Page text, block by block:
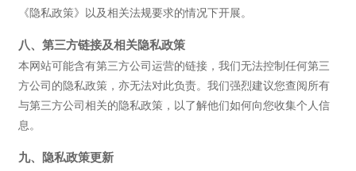
《隐私政策》以及相关法规要求的情况下开展。
八、第三方链接及相关隐私政策
本网站可能含有第三方公司运营的链接，我们无法控制任何第三
方公司的隐私政策，亦无法对此负责。我们强烈建议您查阅所有
与第三方公司相关的隐私政策，以了解他们如何向您收集个人信
息。
九、隐私政策更新